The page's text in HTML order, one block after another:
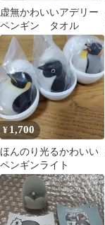
虚無かわいいアデリー
ペンギン タオル
¥ 1,700
ほんのり光るかわいい
ペンギンライト